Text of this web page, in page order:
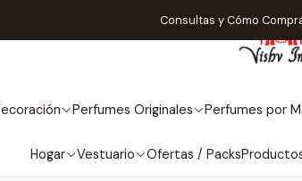
Perfumes Originales Perfumes por
Hogar Vestuario Ofertas / Packs
Consultas y Cómo